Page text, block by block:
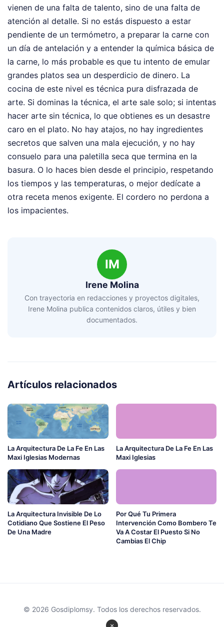
vienen de una falta de talento, sino de una falta de
atención al detalle. Si no estás dispuesto a estar
pendiente de un termómetro, a preparar la carne con
un día de antelación y a entender la química básica de
la carne, lo más probable es que tu intento de emular
grandes platos sea un desperdicio de dinero. La
cocina de este nivel es técnica pura disfrazada de
arte. Si dominas la técnica, el arte sale solo; si intentas
hacer arte sin técnica, lo que obtienes es un desastre
caro en el plato. No hay atajos, no hay ingredientes
secretos que salven una mala ejecución, y no hay
consuelo para una paletilla seca que termina en la
basura. O lo haces bien desde el principio, respetando
los tiempos y las temperaturas, o mejor dedícate a
otra receta menos exigente. El cordero no perdona a
los impacientes.
IM
Irene Molina
Con trayectoria en redacciones y proyectos digitales,
Irene Molina publica contenidos claros, útiles y bien
documentados.
Artículos relacionados
La Arquitectura De La Fe En Las
Maxi Iglesias Modernas
La Arquitectura De La Fe En Las
Maxi Iglesias
La Arquitectura Invisible De Lo
Cotidiano Que Sostiene El Peso
De Una Madre
Por Qué Tu Primera
Intervención Como Bombero Te
Va A Costar El Puesto Si No
Cambias El Chip
© 2026 Gosdiplomsy. Todos los derechos reservados.